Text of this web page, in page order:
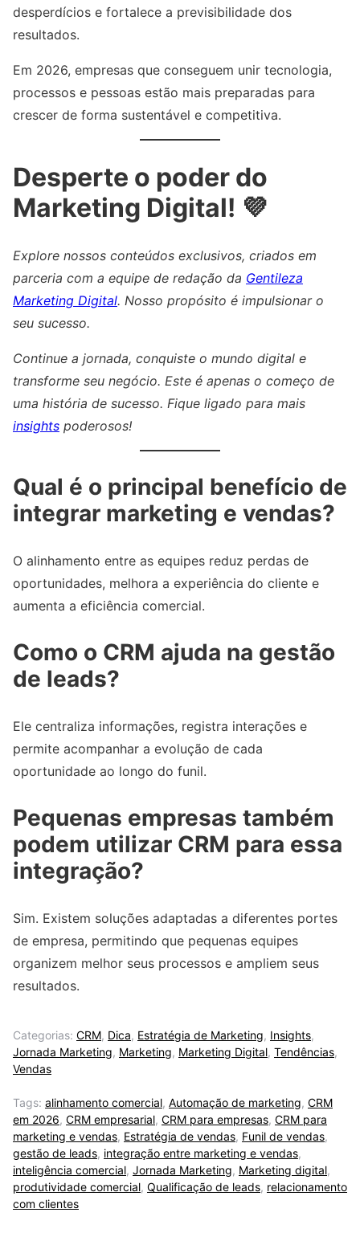
desperdícios e fortalece a previsibilidade dos
resultados.
Em 2026, empresas que conseguem unir tecnologia,
processos e pessoas estão mais preparadas para
crescer de forma sustentável e competitiva.
Desperte o poder do
Marketing Digital! 💜
Explore nossos conteúdos exclusivos, criados em
parceria com a equipe de redação da Gentileza
Marketing Digital. Nosso propósito é impulsionar o
seu sucesso.
Continue a jornada, conquiste o mundo digital e
transforme seu negócio. Este é apenas o começo de
uma história de sucesso. Fique ligado para mais
insights poderosos!
Qual é o principal benefício de
integrar marketing e vendas?
O alinhamento entre as equipes reduz perdas de
oportunidades, melhora a experiência do cliente e
aumenta a eficiência comercial.
Como o CRM ajuda na gestão
de leads?
Ele centraliza informações, registra interações e
permite acompanhar a evolução de cada
oportunidade ao longo do funil.
Pequenas empresas também
podem utilizar CRM para essa
integração?
Sim. Existem soluções adaptadas a diferentes portes
de empresa, permitindo que pequenas equipes
organizem melhor seus processos e ampliem seus
resultados.
Categorias: CRM, Dica, Estratégia de Marketing, Insights,
Jornada Marketing, Marketing, Marketing Digital, Tendências,
Vendas
Tags: alinhamento comercial, Automação de marketing, CRM
em 2026, CRM empresarial, CRM para empresas, CRM para
marketing e vendas, Estratégia de vendas, Funil de vendas,
gestão de leads, integração entre marketing e vendas,
inteligência comercial, Jornada Marketing, Marketing digital,
produtividade comercial, Qualificação de leads, relacionamento
com clientes